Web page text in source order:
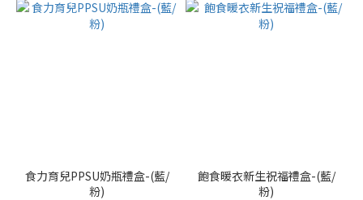
食力育兒PPSU奶瓶禮盒-(藍/
粉)
飽食暖衣新生祝福禮盒-(藍/
粉)